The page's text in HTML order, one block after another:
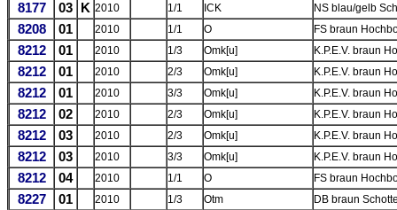
8177 03 K 2010 1/1 ICK NS blau/gelb
8208 01 2010 1/1 O FS braun
8212 01 2010 1/3 Omk[u] K.P.E.V. braun
8212 01 2010 2/3 Omk[u] K.P.E.V. braun
8212 01 2010 3/3 Omk[u] K.P.E.V. braun
8212 02 2010 2/3 Omk[u] K.P.E.V. braun
8212 03 2010 2/3 Omk[u] K.P.E.V. braun
8212 03 2010 3/3 Omk[u] K.P.E.V. braun
8212 04 2010 1/1 O FS braun
8227 01 2010 1/3 Otm DB braun